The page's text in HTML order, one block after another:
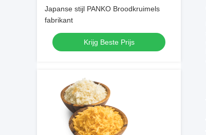
Japanse stijl PANKO Broodkruimels
fabrikant
Krijg Beste Prijs